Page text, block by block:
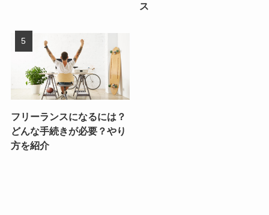
ス
フリーランスになるには？
どんな手続きが必要？やり
方を紹介